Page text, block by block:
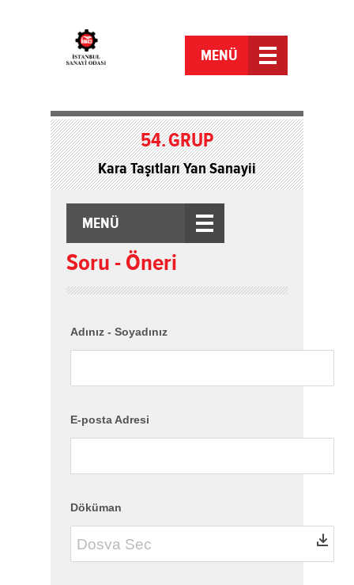
54.GRUP
Kara Taşıtları Yan Sanayii
MENÜ
MENÜ
Soru - Öneri
Adınız - Soyadınız
E-posta Adresi
Döküman